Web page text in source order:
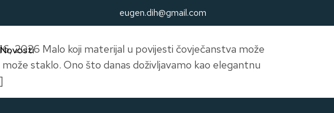
eugen.dih@gmail.com
Novosti2026 Malo koji materijal u povijesti čovječanstva može
staklo. Ono što danas doživljavamo kao elegantnu